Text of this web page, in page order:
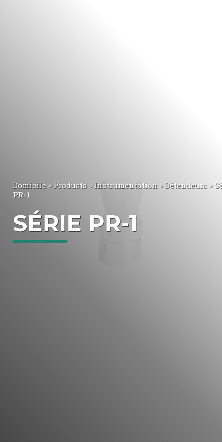
Domicile» Products» Instrumentation » Détendeurs»
PR-1
SÉRIE PR-1